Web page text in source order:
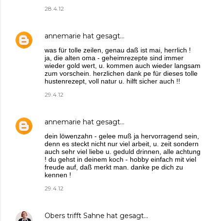
28.4.12
annemarie hat gesagt…
was für tolle zeilen, genau daß ist mai, herrlich !
ja, die alten oma - geheimrezepte sind immer
wieder gold wert, u. kommen auch wieder langsam
zum vorschein. herzlichen dank pe für dieses tolle
hustenrezept, voll natur u. hilft sicher auch !!
29.4.12
annemarie hat gesagt…
dein löwenzahn - gelee muß ja hervorragend sein,
denn es steckt nicht nur viel arbeit, u. zeit sondern
auch sehr viel liebe u. geduld drinnen, alle achtung
! du gehst in deinem koch - hobby einfach mit viel
freude auf, daß merkt man. danke pe dich zu
kennen !
29.4.12
Obers trifft Sahne hat gesagt…